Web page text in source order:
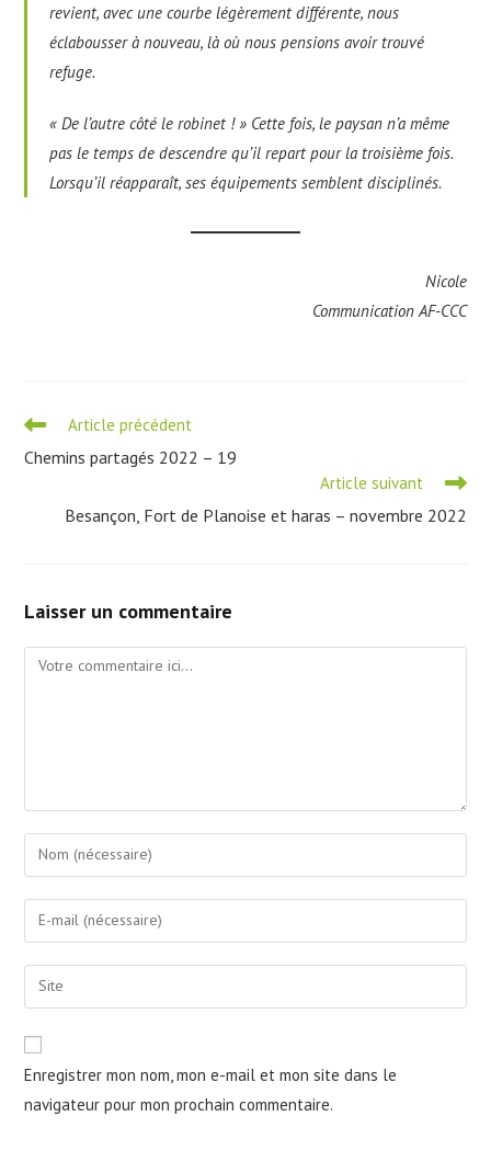
revient, avec une courbe légèrement différente, nous
éclabousser à nouveau, là où nous pensions avoir trouvé
refuge.
« De l’autre côté le robinet ! » Cette fois, le paysan n’a même
pas le temps de descendre qu’il repart pour la troisième fois.
Lorsqu’il réapparaît, ses équipements semblent disciplinés.
Nicole
Communication AF-CCC
Read
articles
Article précédent
Chemins partagés 2022 – 19
Article suivant
Besançon, Fort de Planoise et haras – novembre 2022
Laisser un commentaire
Comment
Enter
your
name
comment
Enter
your
email
address
comment
Saisir
l’URL
de
votre
site
(facultatif)
Enregistrer mon nom, mon e-mail et mon site dans le
navigateur pour mon prochain commentaire.